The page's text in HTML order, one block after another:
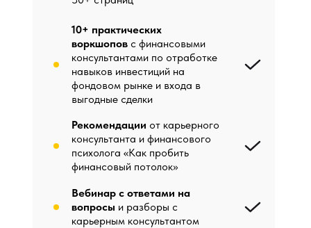
10+ практических
воркшопов с финансовыми
консультантами по отработке
навыков инвестиций на
фондовом рынке и входа в
выгодные сделки
Вебинар с ответами на
вопросы и разборы с
карьерным консультантом
Рекомендации от карьерного
консультанта и финансового
психолога «Как пробить
финансовый потолок»